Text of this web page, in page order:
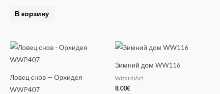
В корзину
Ловец снов — Орхидея
WWP407
Зимний дом WW116
WizardiArt
8.00€